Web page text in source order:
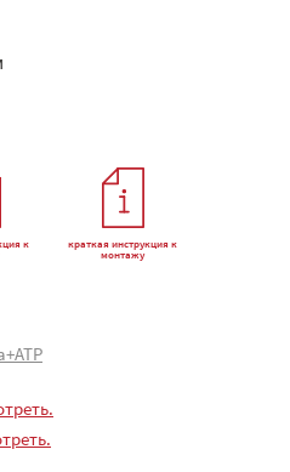
к
краткая инструкция к
монтажу